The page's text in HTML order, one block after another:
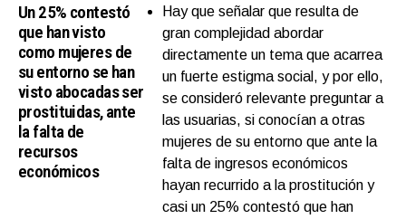
Un 25% contestó
que han visto
como mujeres de
su entorno se han
visto abocadas ser
prostituidas, ante
la falta de
recursos
económicos
Hay que señalar que resulta de
gran complejidad abordar
directamente un tema que acarrea
un fuerte estigma social, y por ello,
se consideró relevante preguntar a
las usuarias, si conocían a otras
mujeres de su entorno que ante la
falta de ingresos económicos
hayan recurrido a la prostitución y
casi un 25% contestó que han